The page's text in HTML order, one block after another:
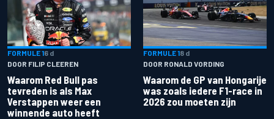
FORMULE 16 d
DOOR FILIP CLEEREN
Waarom Red Bull pas
tevreden is als Max
Verstappen weer een
winnende auto heeft
FORMULE 18 d
DOOR RONALD VORDING
Waarom de GP van Hongarije
was zoals iedere F1-race in
2026 zou moeten zijn